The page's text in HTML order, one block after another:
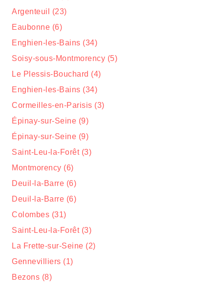
Argenteuil (23)
Eaubonne (6)
Enghien-les-Bains (34)
Soisy-sous-Montmorency (5)
Le Plessis-Bouchard (4)
Enghien-les-Bains (34)
Cormeilles-en-Parisis (3)
Épinay-sur-Seine (9)
Épinay-sur-Seine (9)
Saint-Leu-la-Forêt (3)
Montmorency (6)
Deuil-la-Barre (6)
Deuil-la-Barre (6)
Colombes (31)
Saint-Leu-la-Forêt (3)
La Frette-sur-Seine (2)
Gennevilliers (1)
Bezons (8)